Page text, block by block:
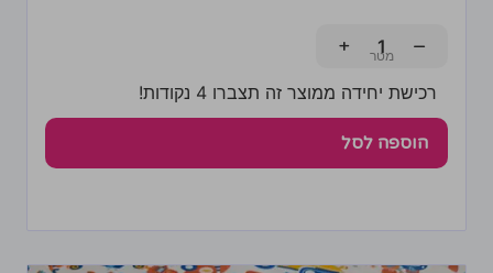
−
+
רכישת יחידה ממוצר זה תצברו 4 נקודות!
הוספה לסל